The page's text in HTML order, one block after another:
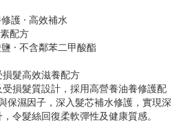
護 · 高效補水
配方
· 不含鄰苯二甲酸酯
髮高效滋養配方
損髮質設計，採用高營養油養修護配
保濕因子，深入髮芯補水修護，實現深
令髮絲回復柔軟彈性及健康質感。